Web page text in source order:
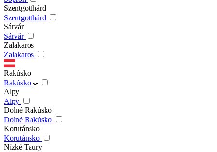
Szentgotthárd
Szentgotthárd
Sárvár
Sárvár
Zalakaros
Zalakaros
Rakúsko
Rakúsko
Alpy
Alpy
Dolné Rakúsko
Dolné Rakúsko
Korutánsko
Korutánsko
Nízké Taury